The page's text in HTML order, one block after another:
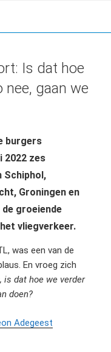
Is dat hoe
nee, gaan we
burgers
2022 zes
Schiphol,
Groningen en
groeiende
vliegverkeer.
was een van de
En vroeg zich
is dat hoe we verder
doen?
Adegeest